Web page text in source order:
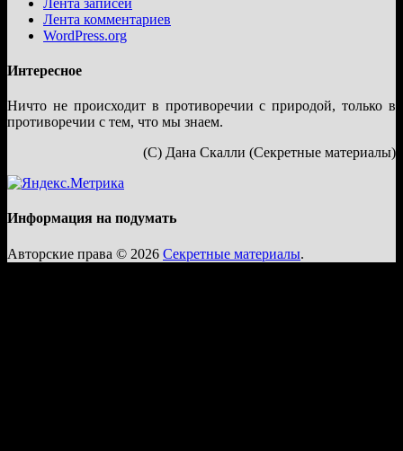
Лента комментариев
WordPress.org
Интересное
Ничто не происходит в противоречии с природой, только в
противоречии с тем, что мы знаем.
(С) Дана Скалли (Секретные материалы)
Информация на подумать
Авторские права © 2026 Секретные материалы.